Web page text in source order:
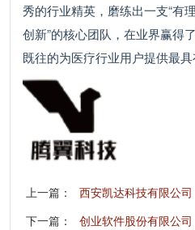
秀的行业精英，磨练出一支“有
创新”的核心团队，在业界赢得
既往的为医疗行业用户提供最具
上一篇： 西安凯达科技有限公司
下一篇： 创业软件股份有限公司